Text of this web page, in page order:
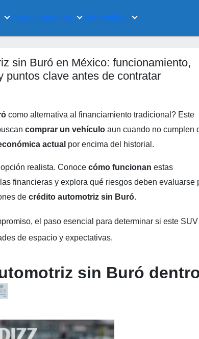
Asuntos actuales Automóviles
sin Buró en México: funcionamiento,
puntos clave antes de contratar
como alternativa al financiamiento tradicional? Este
comprar un vehículo aun cuando no cumplen
actual por encima del historial.
realista. Conoce cómo funcionan estas
financieras y explora qué riesgos deben evaluarse
de crédito automotriz sin Buró.
el paso esencial para determinar si este SUV
de espacio y expectativas.
sin Buró